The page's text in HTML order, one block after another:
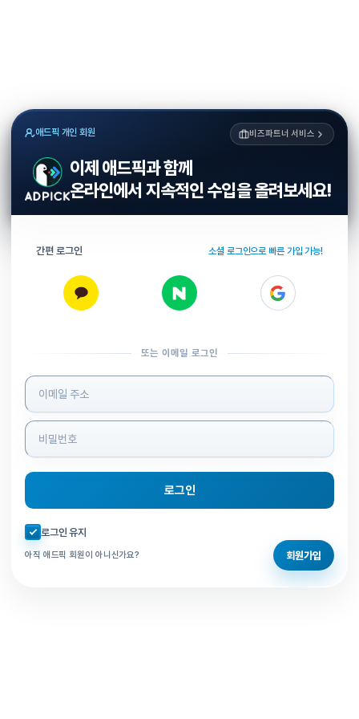
애드픽 개인 회원 비즈파트너 서비스
이제 애드픽과 함께
온라인에서 지속적인 수입을 올려보세요!
간편 로그인 소셜 로그인으로 빠른 가입 가능!
또는 이메일 로그인
로그인 정보 입력
로그인
자동로그인 체크
로그인 유지
아직 애드픽 회원이 아니신가요? 회원가입